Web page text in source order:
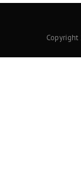
Copyright